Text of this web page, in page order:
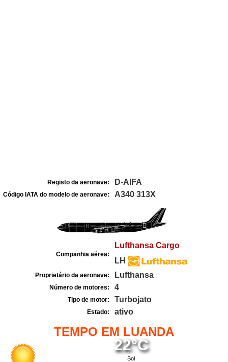
Registo da aeronave: D-AIFA
Código IATA do modelo de aeronave: A340 313X
Companhia aérea:
Lufthansa Cargo
LH
Proprietário da aeronave: Lufthansa
Número de motores: 4
Tipo de motor: Turbojato
Estado: ativo
TEMPO EM LUANDA
22°C
Sol